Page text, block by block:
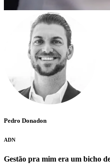
Pedro Donadon
ADN
Gestão pra mim era um bicho